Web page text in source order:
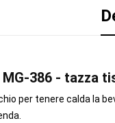
386 - tazza
per tenere calda la